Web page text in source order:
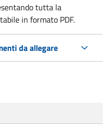
tutta la
in formato PDF.
da allegare